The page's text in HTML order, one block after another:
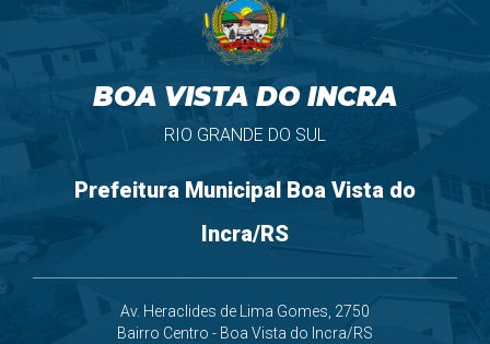
BOA VISTA DO INCRA
RIO GRANDE DO SUL
Prefeitura Municipal Boa Vista do
Incra/RS
Av. Heraclides de Lima Gomes, 2750
Bairro Centro - Boa Vista do Incra/RS